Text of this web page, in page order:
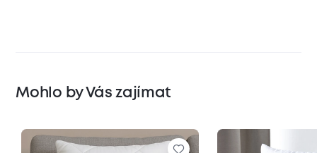
Mohlo by Vás zajímat